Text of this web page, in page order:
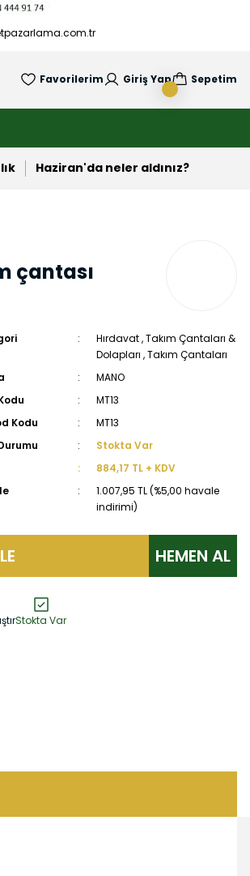
Favorilerim Giriş Yap Sepetim
Haziran'da neler aldınız?
çantası
Hırdavat,Takım Çantaları &
Dolapları ,Takım Çantaları
MANO
MT13
Kodu
MT13
Stokta Var
884,17 TL + KDV
1.007,95 TL (%5,00 havale
indirimi)
HEMEN AL
Stokta Var